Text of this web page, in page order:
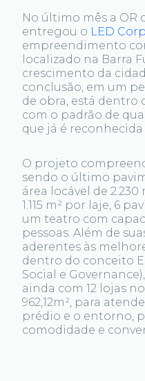
No último mês a OR
entregou o LED
empreendimento
localizado na Barra
crescimento da
conclusão, em um
de obra, está dentro
com o padrão de
que já é
O projeto
sendo o último
área locável de
1.115 m² por laje, 6
um teatro com
pessoas. Além de
aderentes às
dentro do conceito
Social e
ainda com 12 lojas
962,12m², para
prédio e o entorno,
comodidade e